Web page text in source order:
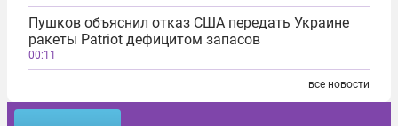
Пушков объяснил отказ США передать Украине
ракеты Patriot дефицитом запасов
00:11
все новости